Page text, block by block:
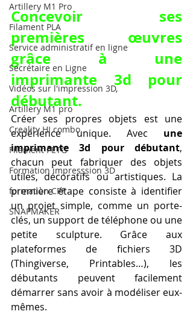
Artillery M1 Pro
Filament PLA
Service administratif en ligne
Secrétaire en Ligne
Vidéos sur l'impression 3D,
Artillery M1 pro
Creality HI combo
Filament PETG
Formation impresssion 3D
formation CPF
SNAPMAKER
Concevoir ses
premières œuvres
grâce à une
imprimante 3d pour
débutant.
Créer ses propres objets est une
expérience unique. Avec une
imprimante 3d pour débutant,
chacun peut fabriquer des objets
utiles, décoratifs ou artistiques. La
première étape consiste à identifier
un projet simple, comme un porte-
clés, un support de téléphone ou une
petite sculpture. Grâce aux
plateformes de fichiers 3D
(Thingiverse, Printables…), les
débutants peuvent facilement
démarrer sans avoir à modéliser eux-
mêmes.